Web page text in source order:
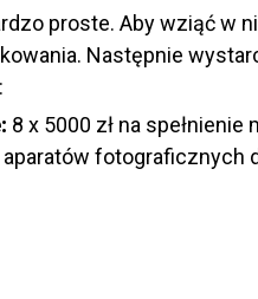
proste. Aby wziąć w
Następnie
8 x 5000 zł na spełnienie
aparatów fotograficznych